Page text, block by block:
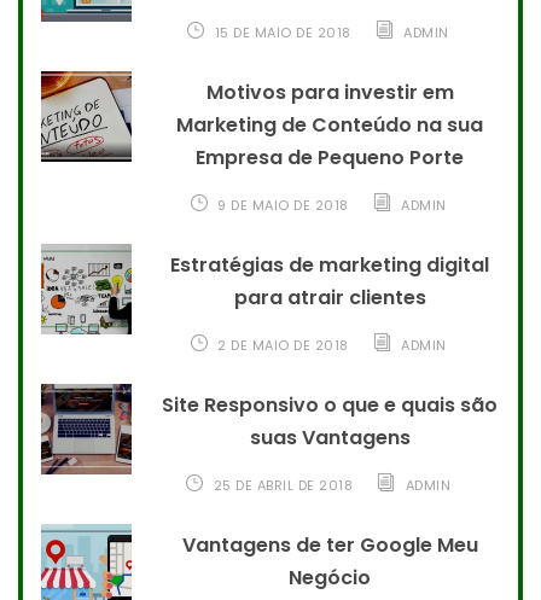
15 DE MAIO DE 2018 ADMIN
Motivos para investir em
Marketing de Conteúdo na sua
Empresa de Pequeno Porte
9 DE MAIO DE 2018 ADMIN
Estratégias de marketing digital
para atrair clientes
2 DE MAIO DE 2018 ADMIN
Site Responsivo o que e quais são
suas Vantagens
25 DE ABRIL DE 2018 ADMIN
Vantagens de ter Google Meu
Negócio